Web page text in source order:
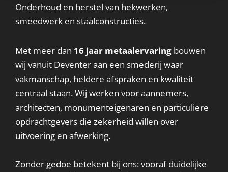
Onderhoud en herstel van hekwerken,
smeedwerk en staalconstructies.
Met meer dan 16 jaar metaalervaring bouwen
wij vanuit Deventer aan een smederij waar
vakmanschap, heldere afspraken en kwaliteit
centraal staan. Wij werken voor aannemers,
architecten, monumenteigenaren en particuliere
opdrachtgevers die zekerheid willen over
uitvoering en afwerking.
Zonder gedoe betekent bij ons: vooraf duidelijke